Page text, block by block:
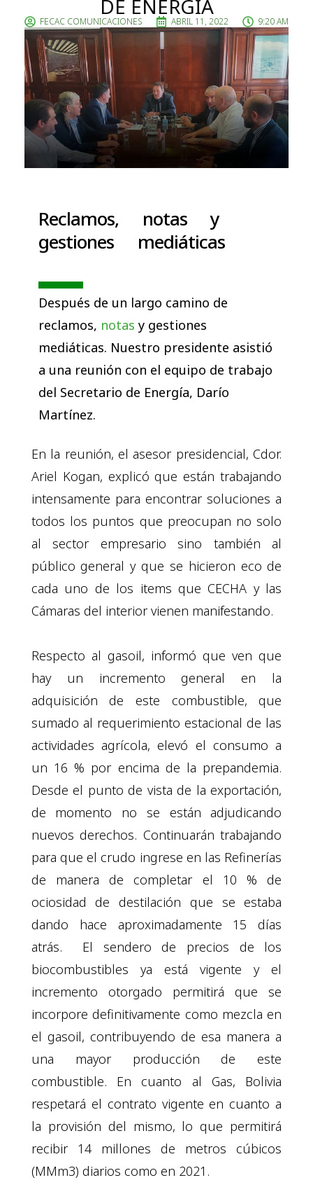
DE ENERGÍA
FECAC COMUNICACIONES ABRIL 11, 2022 9:20 AM
Reclamos, notas y
gestiones mediáticas
Después de un largo camino de
reclamos, notas y gestiones
mediáticas. Nuestro presidente asistió
a una reunión con el equipo de trabajo
del Secretario de Energía, Darío
Martínez.
En la reunión, el asesor presidencial, Cdor.
Ariel Kogan, explicó que están trabajando
intensamente para encontrar soluciones a
todos los puntos que preocupan no solo
al sector empresario sino también al
público general y que se hicieron eco de
cada uno de los items que CECHA y las
Cámaras del interior vienen manifestando.
Respecto al gasoil, informó que ven que
hay un incremento general en la
adquisición de este combustible, que
sumado al requerimiento estacional de las
actividades agrícola, elevó el consumo a
un 16 % por encima de la prepandemia.
Desde el punto de vista de la exportación,
de momento no se están adjudicando
nuevos derechos. Continuarán trabajando
para que el crudo ingrese en las Refinerías
de manera de completar el 10 % de
ociosidad de destilación que se estaba
dando hace aproximadamente 15 días
atrás. El sendero de precios de los
biocombustibles ya está vigente y el
incremento otorgado permitirá que se
incorpore definitivamente como mezcla en
el gasoil, contribuyendo de esa manera a
una mayor producción de este
combustible. En cuanto al Gas, Bolivia
respetará el contrato vigente en cuanto a
la provisión del mismo, lo que permitirá
recibir 14 millones de metros cúbicos
(MMm3) diarios como en 2021.